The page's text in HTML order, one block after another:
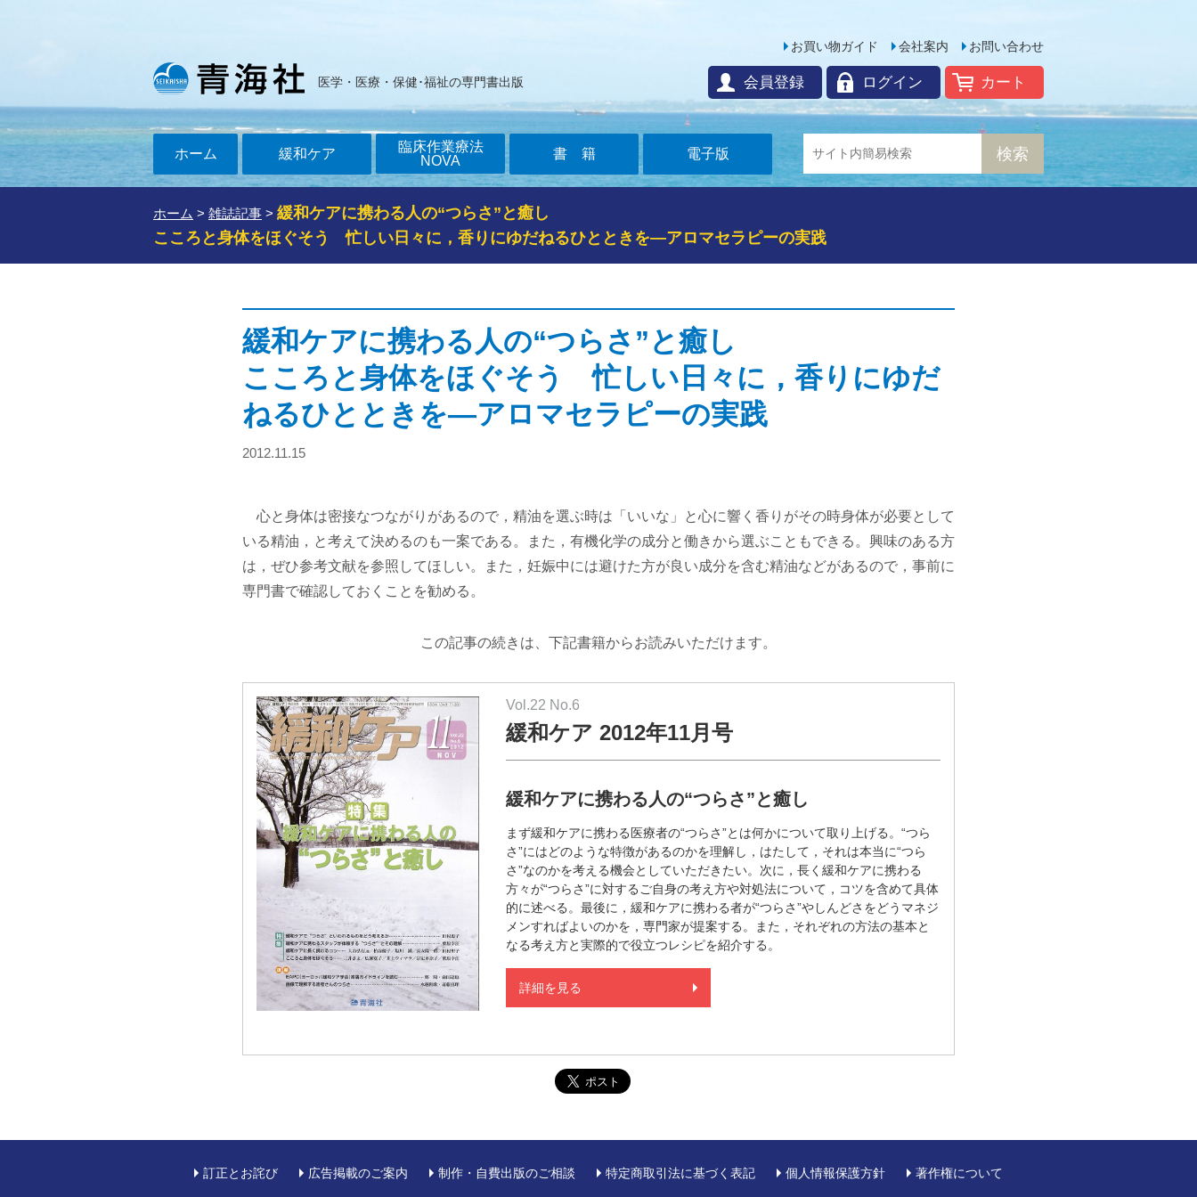
医学・医療・保健･福祉の専門書出版
お問い合わせ
会社案内
お買い物ガイド
カート
ログイン
会員登録
ホーム 緩和ケア
臨床作業療法
NOVA
書籍 電子版
ホーム > 雑誌記事 > 緩和ケアに携わる人の“つらさ”と癒し
こころと身体をほぐそう 忙しい日々に，香りにゆだねるひとときを―アロマセラピーの実践
緩和ケアに携わる人の“つらさ”と癒し
こころと身体をほぐそう 忙しい日々に，香りにゆだ
ねるひとときを―アロマセラピーの実践
2012.11.15
心と身体は密接なつながりがあるので，精油を選ぶ時は「いいな」と心に響く香りがその時身体が必要として
いる精油，と考えて決めるのも一案である。また，有機化学の成分と働きから選ぶこともできる。興味のある方
は，ぜひ参考文献を参照してほしい。また，妊娠中には避けた方が良い成分を含む精油などがあるので，事前に
専門書で確認しておくことを勧める。
この記事の続きは、下記書籍からお読みいただけます。
Vol.22 No.6
緩和ケア 2012年11月号
緩和ケアに携わる人の“つらさ”と癒し
まず緩和ケアに携わる医療者の“つらさ”とは何かについて取り上げる。“つら
さ”にはどのような特徴があるのかを理解し，はたして，それは本当に“つら
さ”なのかを考える機会としていただきたい。次に，長く緩和ケアに携わる
方々が“つらさ”に対するご自身の考え方や対処法について，コツを含めて具体
的に述べる。最後に，緩和ケアに携わる者が“つらさ”やしんどさをどうマネジ
メンすればよいのかを，専門家が提案する。また，それぞれの方法の基本と
なる考え方と実際的で役立つレシピを紹介する。
詳細を見る
訂正とお詫び 広告掲載のご案内 制作・自費出版のご相談 特定商取引法に基づく表記 個人情報保護方針 著作権について